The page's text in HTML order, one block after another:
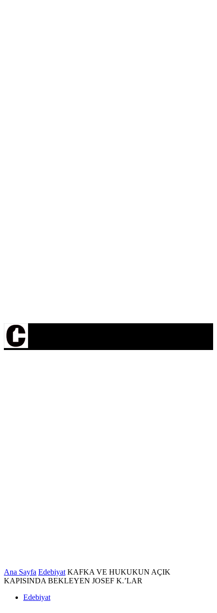
Ana Sayfa Edebiyat KAFKA VE HUKUKUN AÇIK
KAPISINDA BEKLEYEN JOSEF K.’LAR
Edebiyat